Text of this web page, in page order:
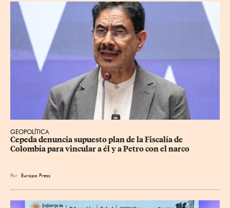
GEOPOLÍTICA
Cepeda denuncia supuesto plan de la Fiscalía de
Colombia para vincular a él y a Petro con el narco
Por Europa Press